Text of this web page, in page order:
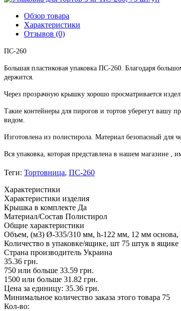
Обзор товара
Характеристики
Отзывов (0)
ПС-260
Большая пластиковая упаковка ПС-260. Благодаря
держится.
Через прозрачную крышку хорошо просматривается
Такие контейнеры для пирогов и тортов уберегут вашу
видом.
Изготовлена из полистирола. Материал безопасный для
Вся упаковка, которая представлена в нашем магазине ,
Теги: Тортовница, ПС-260
Характеристики
Характеристики изделия
Крышка в комплекте Да
Материал/Состав Полистирол
Общие характеристики
Объем, (м3) Ø-335/310 мм, h-122 мм, 12 мм основа,
Количество в упаковке/ящике, шт 75 штук в ящике
Страна производитель Украина
35.36 грн.
750 или больше 33.59 грн.
1500 или больше 31.82 грн.
Цена за единицу: 35.36 грн.
Минимальное количество заказа этого товара 75
Кол-во: